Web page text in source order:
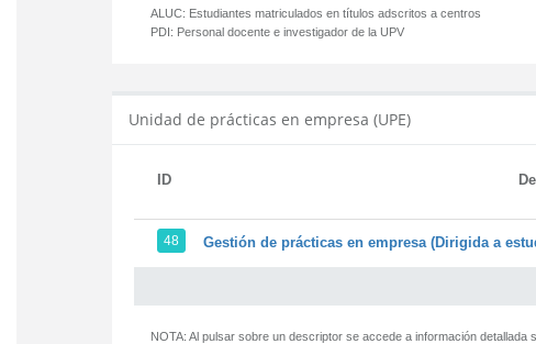
ALUC: Estudiantes matriculados en títulos adscritos a centros
PDI: Personal docente e investigador de la UPV
Unidad de prácticas en empresa (UPE)
ID
48 Gestión de prácticas en empresa (Dirigida a
NOTA: Al pulsar sobre un descriptor se accede a información detallada